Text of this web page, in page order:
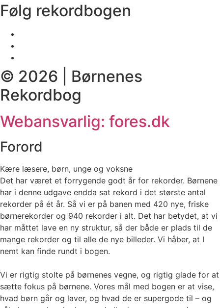
Følg rekordbogen
© 2026 | Børnenes
Rekordbog
Webansvarlig: fores.dk
Forord
Kære læsere, børn, unge og voksne
Det har været et forrygende godt år for rekorder. Børnene
har i denne udgave endda sat rekord i det største antal
rekorder på ét år. Så vi er på banen med 420 nye, friske
børnerekorder og 940 rekorder i alt. Det har betydet, at vi
har måttet lave en ny struktur, så der både er plads til de
mange rekorder og til alle de nye billeder. Vi håber, at I
nemt kan finde rundt i bogen.
Vi er rigtig stolte på børnenes vegne, og rigtig glade for at
sætte fokus på børnene. Vores mål med bogen er at vise,
hvad børn går og laver, og hvad de er supergode til – og